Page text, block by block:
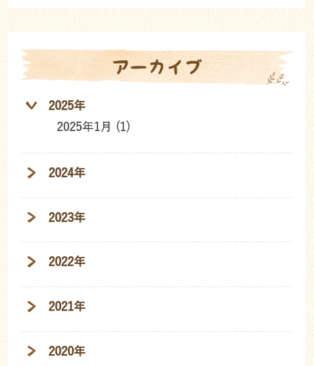
アーカイブ
2025年
2025年1月 (1)
2024年
2023年
2022年
2021年
2020年